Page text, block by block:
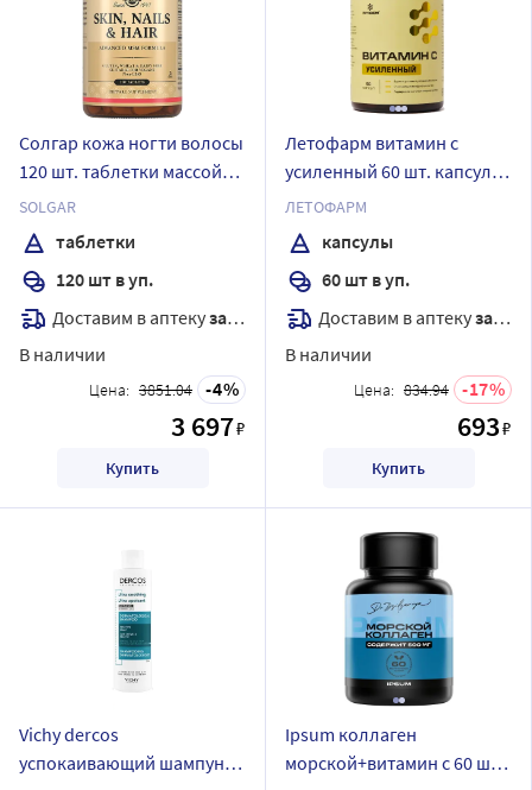
Солгар кожа ногти волосы
120 шт. таблетки массой
1397 мг
SOLGAR
таблетки
120 шт в уп.
Доставим в аптекузавтра
В наличии
Цена: 3851.04 4
3 697₽
Купить
Летофарм витамин с
усиленный 60 шт. капсулы
массой 810 мг/банка
ЛЕТОФАРМ
капсулы
60 шт в уп.
Доставим в аптекузавтра
В наличии
Цена: 834.94 17
693₽
Купить
Vichy dercos
успокаивающий шампунь-
Ipsum коллаген
морской+витамин с 60 шт.